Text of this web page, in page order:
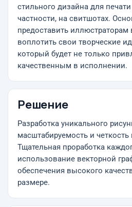
стильного дизайна для
частности, на свитшотах.
предоставить
воплотить свои творческие
который будет не только
качественным в исполнении.
Решение
Разработка уникального
масштабируемость и
Тщательная проработка
использование векторной
обеспечения высокого
размере.